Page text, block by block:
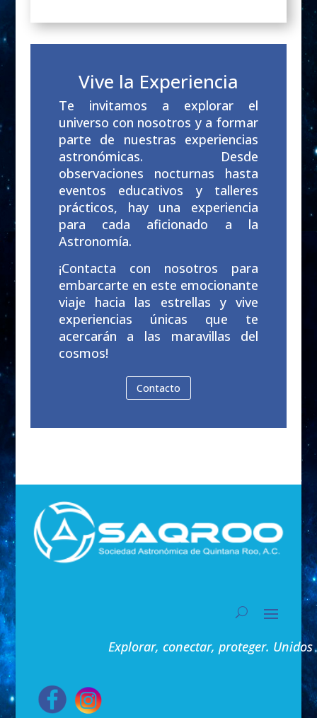
Vive la Experiencia
Te invitamos a explorar el
universo con nosotros y a formar
parte de nuestras experiencias
astronómicas. Desde
observaciones nocturnas hasta
eventos educativos y talleres
prácticos, hay una experiencia
para cada aficionado a la
Astronomía.
¡Contacta con nosotros para
embarcarte en este emocionante
viaje hacia las estrellas y vive
experiencias únicas que te
acercarán a las maravillas del
cosmos!
Contacto
Explorar, conectar, proteger.